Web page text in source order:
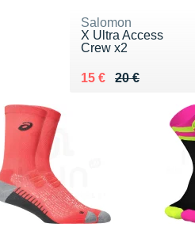
Salomon
X Ultra Access
Crew x2
20 €
Au lieu de 20 €
15 €
Vendu 15 €